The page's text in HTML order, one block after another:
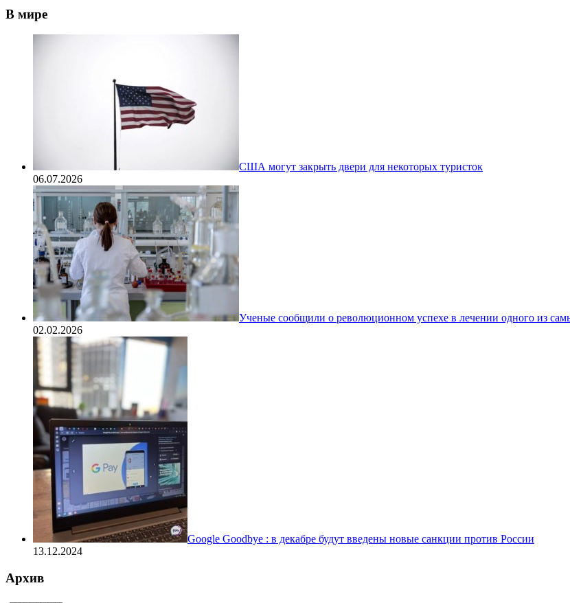
В мире
США могут закрыть двери для некоторых туристок
06.07.2026
Ученые сообщили о революционном успехе в лечении одного из
02.02.2026
Google Goodbye : в декабре будут введены новые санкции против России
13.12.2024
Архив